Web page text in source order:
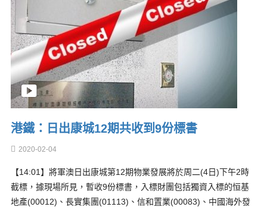
港鐵：日出康城12期共收到9份標書
2020-02-04
【14:01】將軍澳日出康城第12期物業發展將於周二(4日)下午2時
截標，據現場所見，暫收9份標書，入標財團包括獨資入標的恒基
地產(00012)、長實集團(01113)、信和置業(00083)、中國海外發